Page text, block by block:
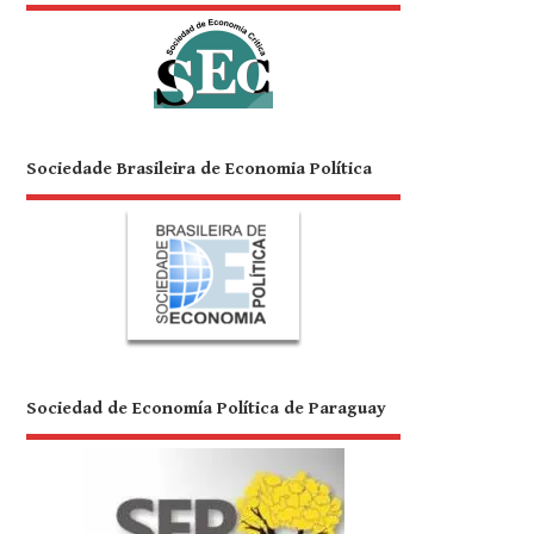
Sociedade Brasileira de Economia Política
Sociedad de Economía Política de Paraguay